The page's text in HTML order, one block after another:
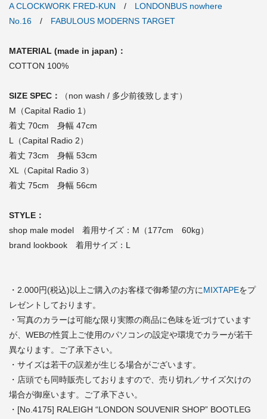
A CLOCKWORK FRED-KUN / LONDONBUS nowhere
No.16 / FABULOUS MODERNS TARGET
MATERIAL (made in japan)：
COTTON 100%
SIZE SPEC：
（non wash / 多少前後致します）
M（Capital Radio 1）
着丈 70cm 身幅 47cm
L（Capital Radio 2）
着丈 73cm 身幅 53cm
XL（Capital Radio 3）
着丈 75cm 身幅 56cm
STYLE：
shop male model 着用サイズ：M（177cm 60kg）
brand lookbook 着用サイズ：L
・2.000円(税込)以上ご購入のお客様で御希望の方にMIXTAPEをプ
レゼントしております。
・写真のカラーは可能な限り実際の商品に色味を近づけています
が、WEBの性質上ご使用のパソコンの設定や環境でカラーが若干
異なります。ご了承下さい。
・サイズは若干の誤差が生じる場合がございます。
・店頭でも同時販売しておりますので、売り切れ／サイズ欠けの
場合が御座います。ご了承下さい。
・[No.4175] RALEIGH “LONDON SOUVENIR SHOP” BOOTLEG